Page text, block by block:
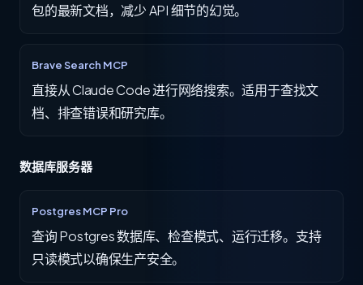
包的最新文档，减少 API 细节的幻觉。
Brave Search MCP
直接从 Claude Code 进行网络搜索。适用于查找文
档、排查错误和研究库。
数据库服务器
Postgres MCP Pro
查询 Postgres 数据库、检查模式、运行迁移。支持
只读模式以确保生产安全。